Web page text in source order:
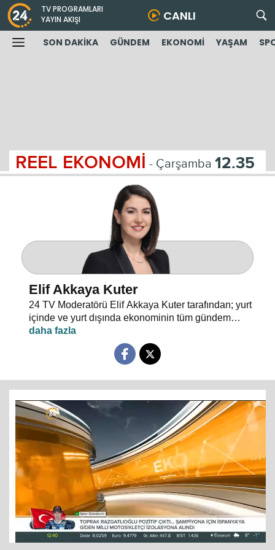
TV PROGRAMLARI
YAYIN AKIŞI
CANLI
SON DAKİKA GÜNDEM EKONOMİ YAŞAM
REEL EKONOMİ - Çarşamba 12.35
Elif Akkaya Kuter
24 TV Moderatörü Elif Akkaya Kuter tarafından; yurt
içinde ve yurt dışında ekonominin tüm gündem
maddeleri ve alanında uzman stüdyo konuklarıyla
sebep sonuç ilişkileri analiz ediliyor.